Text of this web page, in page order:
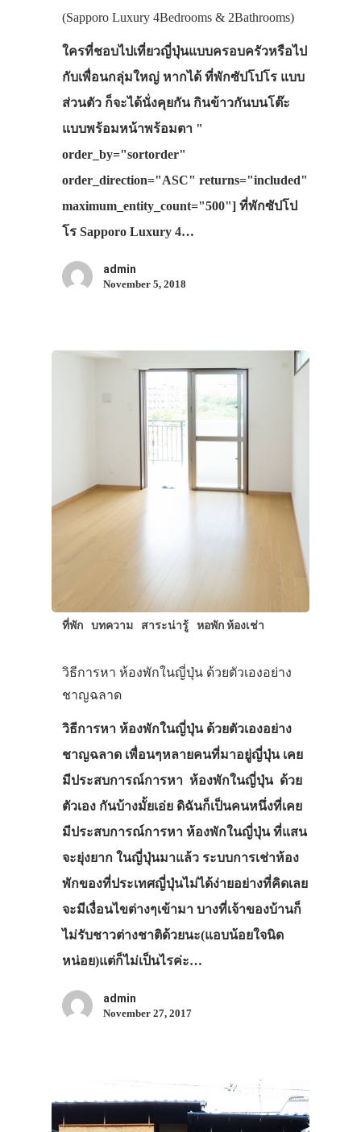
(Sapporo Luxury 4Bedrooms & 2Bathrooms)
ใครที่ชอบไปเที่ยวญี่ปุ่นแบบครอบครัวหรือไป
กับเพื่อนกลุ่มใหญ่ หากได้ ที่พักซัปโปโร แบบ
ส่วนตัว ก็จะได้นั่งคุยกัน กินข้าวกันบนโต๊ะ
แบบพร้อมหน้าพร้อมตา "
order_by="sortorder"
order_direction="ASC" returns="included"
maximum_entity_count="500"] ที่พักซัปโป
โร Sapporo Luxury 4…
admin
November 5, 2018
ที่พัก บทความ สาระน่ารู้ หอพัก ห้องเช่า
วิธีการหา ห้องพักในญี่ปุ่น ด้วยตัวเองอย่าง
ชาญฉลาด
วิธีการหา ห้องพักในญี่ปุ่น ด้วยตัวเองอย่าง
ชาญฉลาด เพื่อนๆหลายคนที่มาอยู่ญี่ปุ่น เคย
มีประสบการณ์การหา ห้องพักในญี่ปุ่น ด้วย
ตัวเอง กันบ้างมั้ยเอ่ย ดิฉันก็เป็นคนหนึ่งที่เคย
มีประสบการณ์การหา ห้องพักในญี่ปุ่น ที่แสน
จะยุ่งยาก ในญี่ปุ่นมาแล้ว ระบบการเช่าห้อง
พักของที่ประเทศญี่ปุ่นไม่ได้ง่ายอย่างที่คิดเลย
จะมีเงื่อนไขต่างๆเข้ามา บางที่เจ้าของบ้านก็
ไม่รับชาวต่างชาติด้วยนะ(แอบน้อยใจนิด
หน่อย)แต่ก็ไม่เป็นไรค่ะ…
admin
November 27, 2017
ประเทศญี่ปุ่น
เที่ยวญี่ปุ่นด้ว
ที่พัก
สาระน่ารู้
VIDEO
ภาพประทับใจ